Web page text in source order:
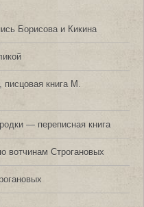
Борисова и Кикина
книга М.
— переписная книга
вотчинам Строгановых